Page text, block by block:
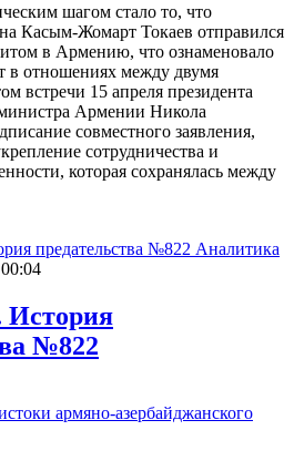
шагом стало то, что
Касым-Жомарт Токаев отправился
в Армению, что ознаменовало
в отношениях между двумя
встречи 15 апреля президента
Армении Никола
совместного заявления,
сотрудничества и
которая сохранялась между
Аналитика
История
№822